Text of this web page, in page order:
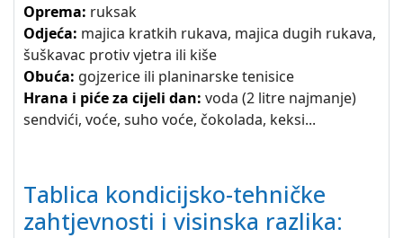
Oprema: ruksak
Odjeća: majica kratkih rukava, majica dugih rukava,
šuškavac protiv vjetra ili kiše
Obuća: gojzerice ili planinarske tenisice
Hrana i piće za cijeli dan: voda (2 litre najmanje)
sendvići, voće, suho voće, čokolada, keksi...
Tablica kondicijsko-tehničke
zahtjevnosti i visinska razlika: